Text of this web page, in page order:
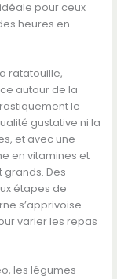
pour ceux
heures en
ratatouille,
autour de la
le
gustative ni la
et avec une
en vitamines et
Des
étapes de
s’apprivoise
varier les repas
les légumes